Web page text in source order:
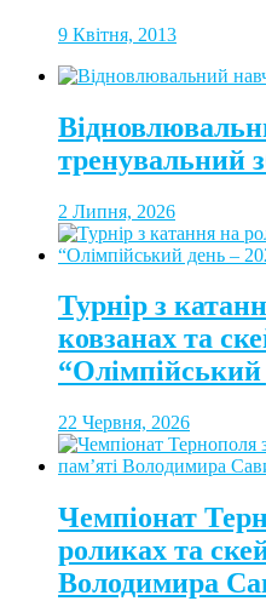
9 Квітня, 2013
тренувальний
2 Липня, 2026
Турнір з
ковзанах та
“Олімпійський
22 Червня, 2026
Чемпіонат
роликах та
Володимира